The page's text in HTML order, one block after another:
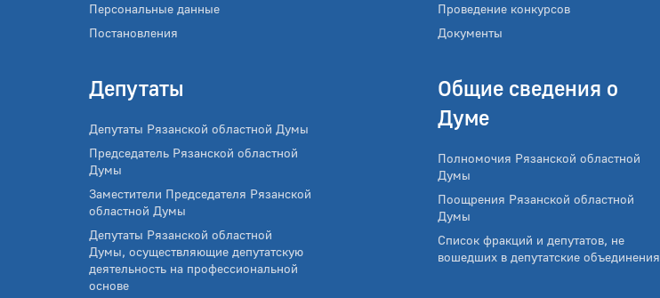
Персональные данные
Постановления
Депутаты
Депутаты Рязанской областной Думы
Председатель Рязанской областной
Думы
Заместители Председателя Рязанской
областной Думы
Депутаты Рязанской областной
Думы, осуществляющие депутатскую
деятельность на профессиональной
основе
Проведение конкурсов
Документы
Общие сведения о
Думе
Полномочия Рязанской областной
Думы
Поощрения Рязанской областной
Думы
Список фракций и депутатов, не
вошедших в депутатские объединения